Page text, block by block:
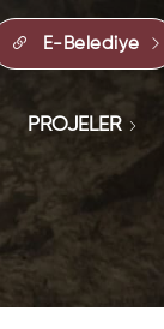
E-Belediye
PROJELER